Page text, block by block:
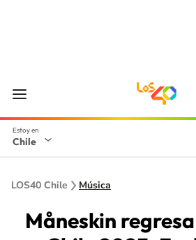
Chile
LOS40 Chile Música
Måneskin